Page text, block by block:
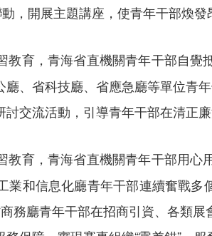
，開展主題講座，使青年干部煥發
教育，青海省直機關青年干部自
、省科技廳、省應急廳等單位青
交流活動，引導青年干部在清正廉
教育，青海省直機關青年干部用心
和信息化廳青年干部連續奮戰
務廳青年干部在招商引資、各類